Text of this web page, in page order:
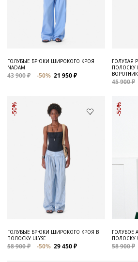
ГОЛУБЫЕ БРЮКИ ШИРОКОГО КРОЯ
NADAM
43 900 ₽ -50% 21 950 ₽
ГОЛУБАЯ
ПОЛОСКУ
45 900 ₽
-50%
ГОЛУБЫЕ БРЮКИ ШИРОКОГО КРОЯ В
ПОЛОСКУ ULYSE
58 900 ₽ -50% 29 450 ₽
-50%
ГОЛУБОЕ
ПОЛОСКУ
58 900 ₽